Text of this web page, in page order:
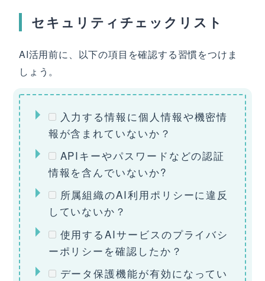
セキュリティチェックリスト
AI活用前に、以下の項目を確認する習慣をつけま
しょう。
入力する情報に個人情報や機密情
報が含まれていないか？
APIキーやパスワードなどの認証
情報を含んでいないか?
所属組織のAI利用ポリシーに違反
していないか？
使用するAIサービスのプライバシ
ーポリシーを確認したか？
データ保護機能が有効になってい